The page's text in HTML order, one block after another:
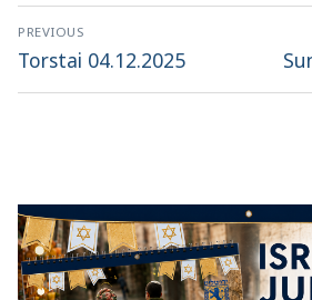
Artikkelien
selaus
PREVIOUS
Previous
Torstai 04.12.2025